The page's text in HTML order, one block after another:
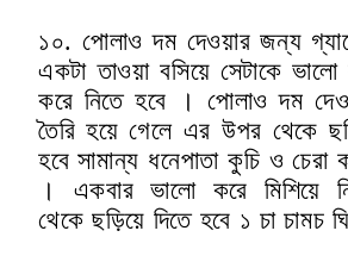
১০. পোলাও দম দেওয়ার জন্য
একটা তাওয়া বসিয়ে সেটাকে
করে নিতে হবে । পোলাও দম
তৈরি হয়ে গেলে এর উপর থেকে
হবে সামান্য ধনেপাতা কুচি ও চেরা
। একবার ভালো করে মিশিয়ে
থেকে ছড়িয়ে দিতে হবে ১ চা চামচ